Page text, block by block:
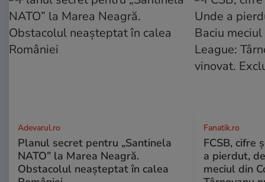
Adevarul.ro
Planul secret pentru „Santinela
NATO” la Marea Neagră.
Obstacolul neașteptat în calea
Fanatik.ro
FCSB, cifre
a pierdut,
meciul din